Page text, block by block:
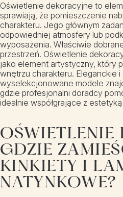
Oświetlenie dekoracyjne to
sprawiają, że pomieszczenie
charakteru. Jego głównym
odpowiedniej atmosfery lub
wyposażenia. Właściwie
przestrzeń. Oświetlenie
jako element artystyczny, który
wnętrzu charakteru. Eleganckie i
wyselekcjonowane modele
gdzie profesjonalni doradcy
idealnie współgrające z
GDZIE
KINKIETY I
NATYNKOWE?